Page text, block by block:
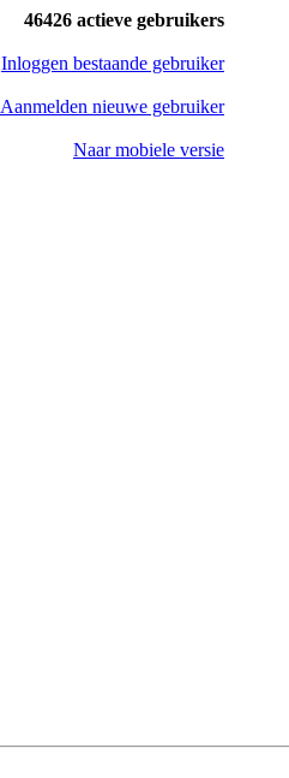
46426 actieve gebruikers
Inloggen bestaande gebruiker
Aanmelden nieuwe gebruiker
Naar mobiele versie